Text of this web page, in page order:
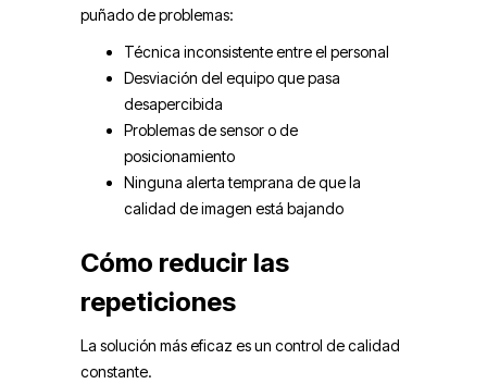
puñado de problemas:
Técnica inconsistente entre el personal
Desviación del equipo que pasa
desapercibida
Problemas de sensor o de
posicionamiento
Ninguna alerta temprana de que la
calidad de imagen está bajando
Cómo reducir las
repeticiones
La solución más eficaz es un control de calidad
constante.